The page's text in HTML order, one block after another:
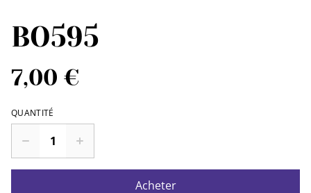
BO595
7,00 €
QUANTITÉ
Acheter